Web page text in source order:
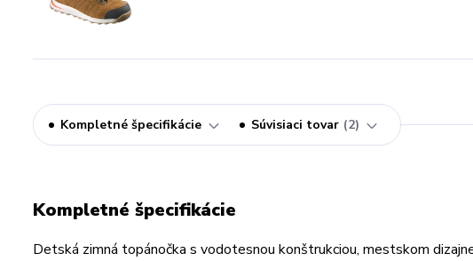
Kompletné špecifikácie Súvisiaci tovar 2
Kompletné špecifikácie
Detská zimná topánočka s vodotesnou konštrukciou, mestskom